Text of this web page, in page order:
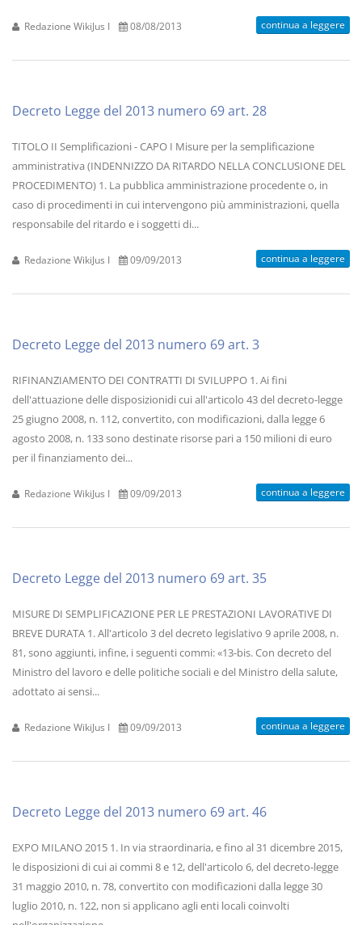
Redazione WikiJus I 08/08/2013 continua a leggere
Decreto Legge del 2013 numero 69 art. 28
TITOLO II Semplificazioni - CAPO I Misure per la semplificazione
amministrativa (INDENNIZZO DA RITARDO NELLA CONCLUSIONE DEL
PROCEDIMENTO) 1. La pubblica amministrazione procedente o, in
caso di procedimenti in cui intervengono più amministrazioni, quella
responsabile del ritardo e i soggetti di...
Redazione WikiJus I 09/09/2013 continua a leggere
Decreto Legge del 2013 numero 69 art. 3
RIFINANZIAMENTO DEI CONTRATTI DI SVILUPPO 1. Ai fini
dell'attuazione delle disposizionidi cui all'articolo 43 del decreto-legge
25 giugno 2008, n. 112, convertito, con modificazioni, dalla legge 6
agosto 2008, n. 133 sono destinate risorse pari a 150 milioni di euro
per il finanziamento dei...
Redazione WikiJus I 09/09/2013 continua a leggere
Decreto Legge del 2013 numero 69 art. 35
MISURE DI SEMPLIFICAZIONE PER LE PRESTAZIONI LAVORATIVE DI
BREVE DURATA 1. All'articolo 3 del decreto legislativo 9 aprile 2008, n.
81, sono aggiunti, infine, i seguenti commi: «13-bis. Con decreto del
Ministro del lavoro e delle politiche sociali e del Ministro della salute,
adottato ai sensi...
Redazione WikiJus I 09/09/2013 continua a leggere
Decreto Legge del 2013 numero 69 art. 46
EXPO MILANO 2015 1. In via straordinaria, e fino al 31 dicembre 2015,
le disposizioni di cui ai commi 8 e 12, dell'articolo 6, del decreto-legge
31 maggio 2010, n. 78, convertito con modificazioni dalla legge 30
luglio 2010, n. 122, non si applicano agli enti locali coinvolti